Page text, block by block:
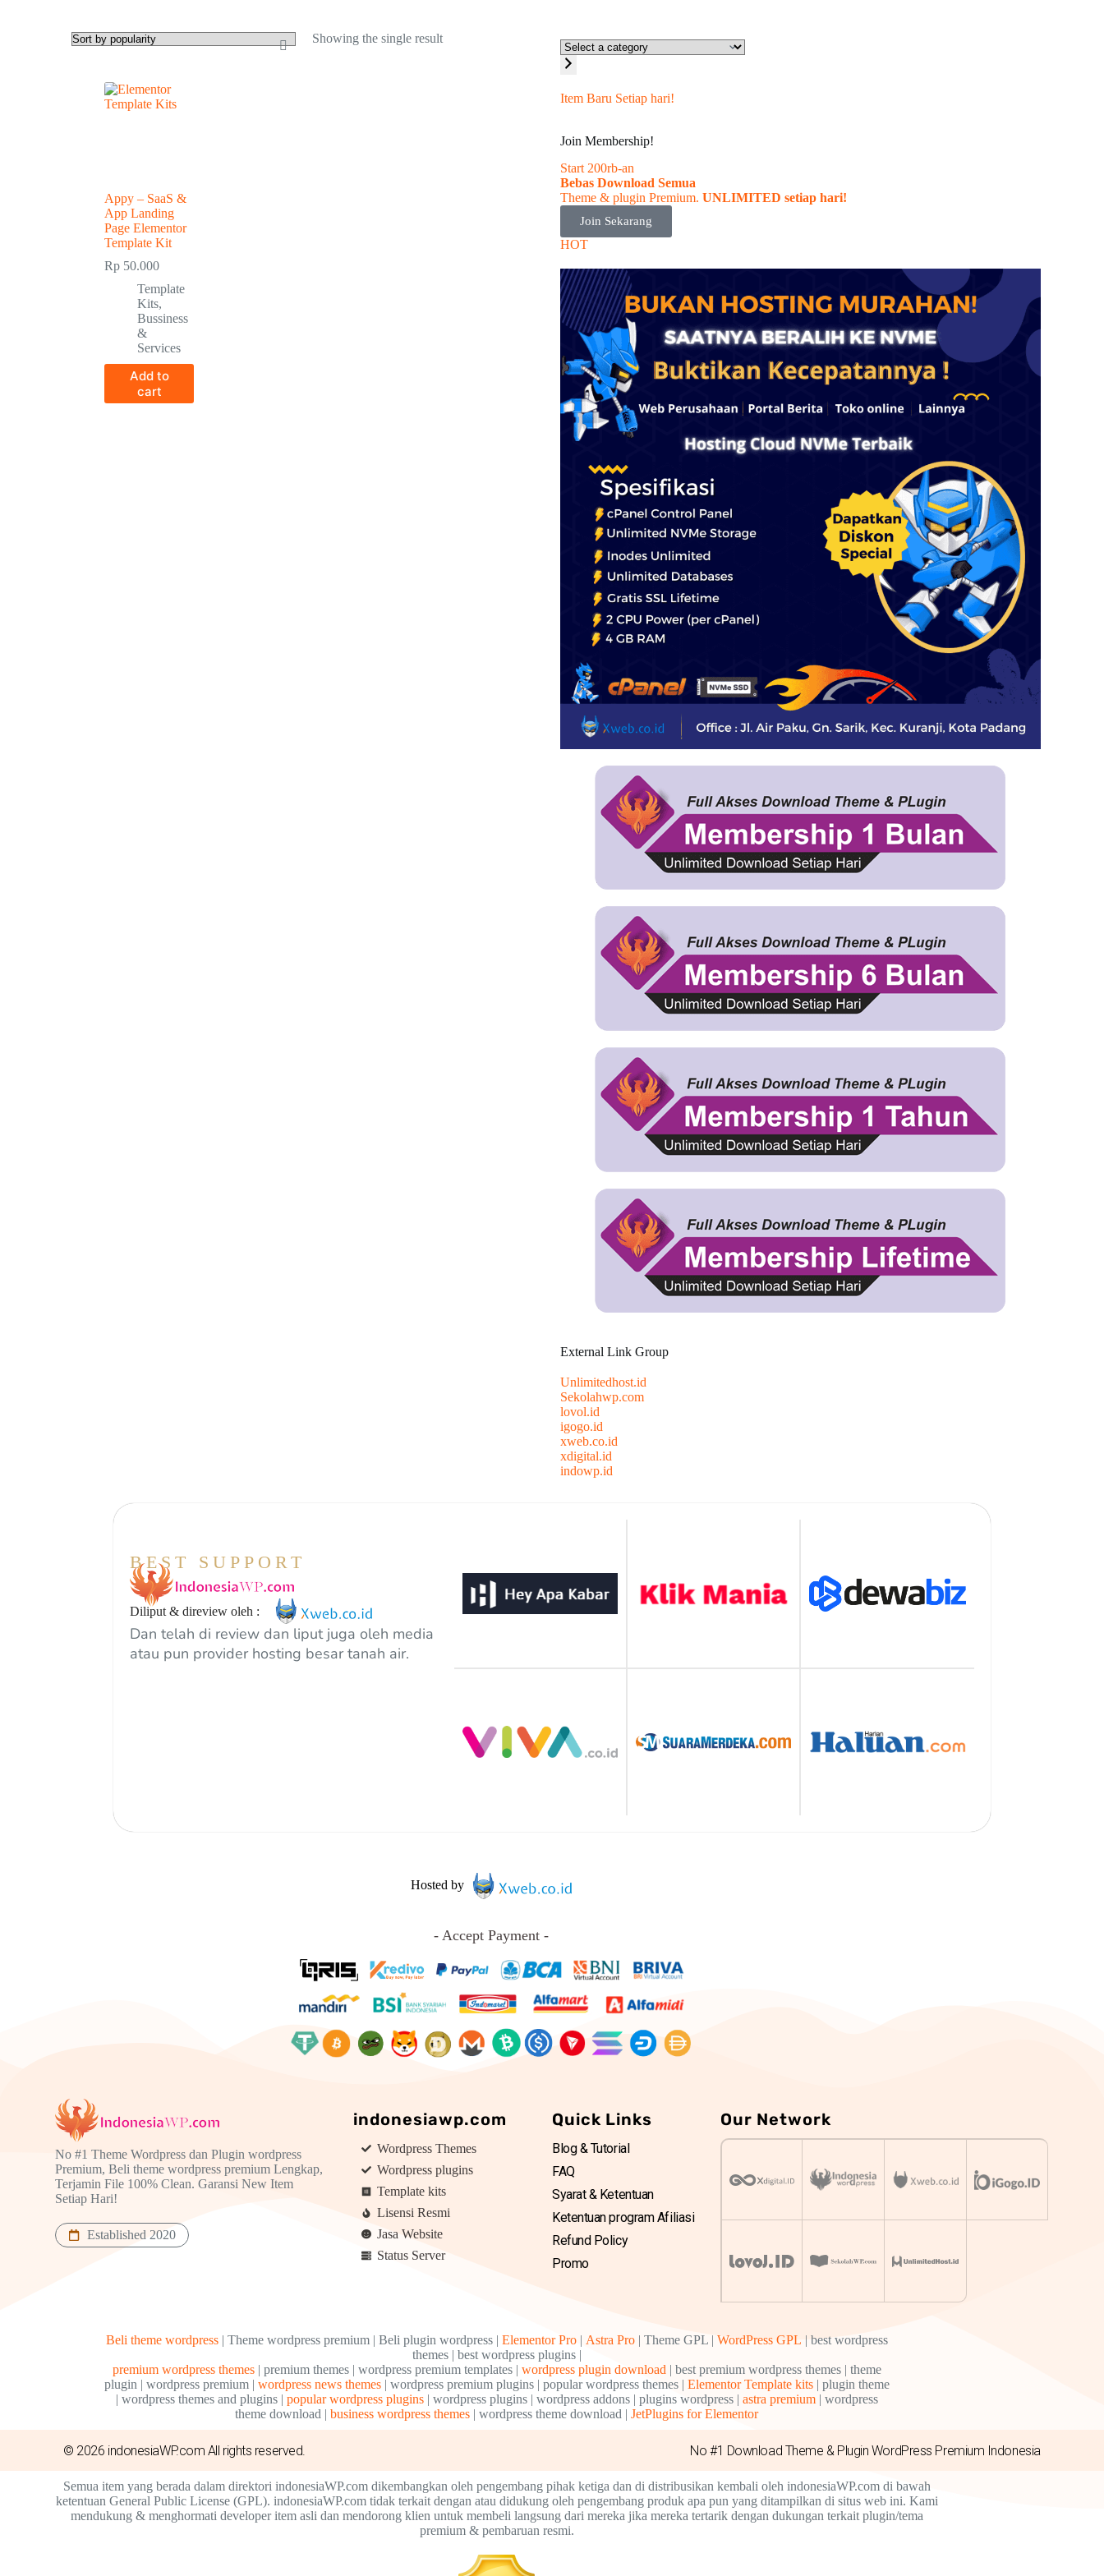
Showing the single result
Appy – SaaS &
App Landing
Page Elementor
Template Kit
Rp 50.000
Template
Kits,
Bussiness
&
Services
Add to
cart
Item Baru Setiap hari!
Join Membership!
Start 200rb-an
Bebas Download Semua
Theme & plugin Premium. UNLIMITED setiap hari!
Join Sekarang
HOT
External Link Group
Unlimitedhost.id
Sekolahwp.com
lovol.id
igogo.id
xweb.co.id
xdigital.id
indowp.id
BEST SUPPORT
Diliput & direview oleh :
Dan telah di review dan liput juga oleh media
atau pun provider hosting besar tanah air.
Hosted by
- Accept Payment -
No #1 Theme Wordpress dan Plugin wordpress
Premium, Beli theme wordpress premium Lengkap,
Terjamin File 100% Clean. Garansi New Item
Setiap Hari!
Established 2020
indonesiawp.com
Wordpress Themes
Wordpress plugins
Template kits
Lisensi Resmi
Jasa Website
Status Server
Quick Links
Blog & Tutorial
FAQ
Syarat & Ketentuan
Ketentuan program Afiliasi
Refund Policy
Promo
Our Network
Beli theme wordpress| Theme wordpress premium | Beli plugin wordpress | Elementor Pro| Astra Pro| Theme GPL | WordPress GPL | best wordpress
themes | best wordpress plugins |
premium wordpress themes| premium themes | wordpress premium templates | wordpress plugin download | best premium wordpress themes | theme
plugin | wordpress premium | wordpress news themes| wordpress premium plugins | popular wordpress themes | Elementor Template kits| plugin theme
| wordpress themes and plugins | popular wordpress plugins| wordpress plugins | wordpress addons | plugins wordpress | astra premium| wordpress
theme download |business wordpress themes | wordpress theme download |JetPlugins for Elementor
© 2026 indonesiaWP.com All rights reserved. No #1 Download Theme & Plugin WordPress Premium Indonesia
Semua item yang berada dalam direktori indonesiaWP.com dikembangkan oleh pengembang pihak ketiga dan di distribusikan kembali oleh indonesiaWP.com di bawah
ketentuan General Public License (GPL). indonesiaWP.com tidak terkait dengan atau didukung oleh pengembang produk apa pun yang ditampilkan di situs web ini. Kami
mendukung & menghormati developer item asli dan mendorong klien untuk membeli langsung dari mereka jika mereka tertarik dengan dukungan terkait plugin/tema
premium & pembaruan resmi.